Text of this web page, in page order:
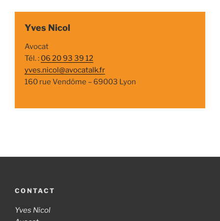
Yves Nicol
Avocat
Tél. : 06 20 93 39 12
yves.nicol@avocatalk.fr
160 rue Vendôme – 69003 Lyon
CONTACT
Yves Nicol